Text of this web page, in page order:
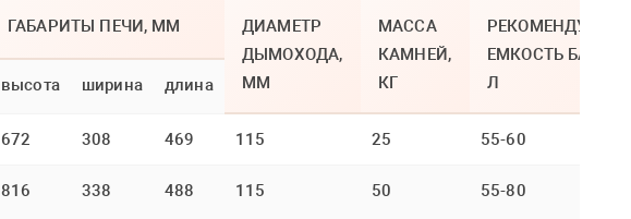
ГАБАРИТЫ ПЕЧИ, ММ
ДИАМЕТР
ДЫМОХОДА,
ММ
МАССА
КАМНЕЙ,
КГ
РЕКОМЕНДУЕМАЯ
ЕМКОСТЬ БАКА,
Л
высота ширина длина
672 308 469 115 25 55-60
816 338 488 115 50 55-80